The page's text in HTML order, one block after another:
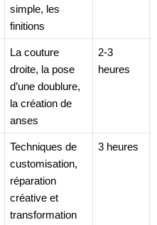
simple, les
finitions
La couture
droite, la pose
d’une doublure,
la création de
anses
2-3
heures
Techniques de
customisation,
réparation
créative et
transformation
3 heures